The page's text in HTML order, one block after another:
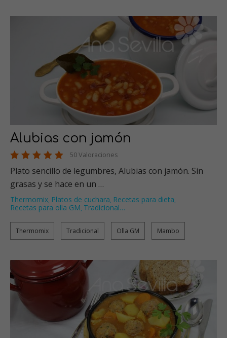
Alubias con jamón
50 Valoraciones
Plato sencillo de legumbres, Alubias con jamón. Sin
grasas y se hace en un …
Thermomix, Platos de cuchara, Recetas para dieta,
Recetas para olla GM, Tradicional…
Thermomix Tradicional Olla GM Mambo